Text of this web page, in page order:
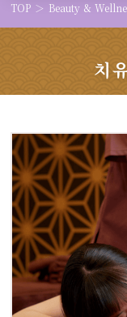
TOP Beauty &
치